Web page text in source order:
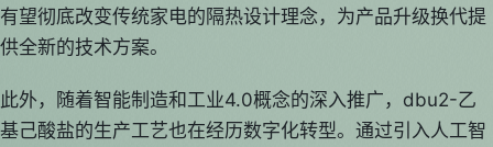
有望彻底改变传统家电的隔热设计理念，为产品升级换代提
供全新的技术方案。
此外，随着智能制造和工业4.0概念的深入推广，dbu2-乙
基己酸盐的生产工艺也在经历数字化转型。通过引入人工智